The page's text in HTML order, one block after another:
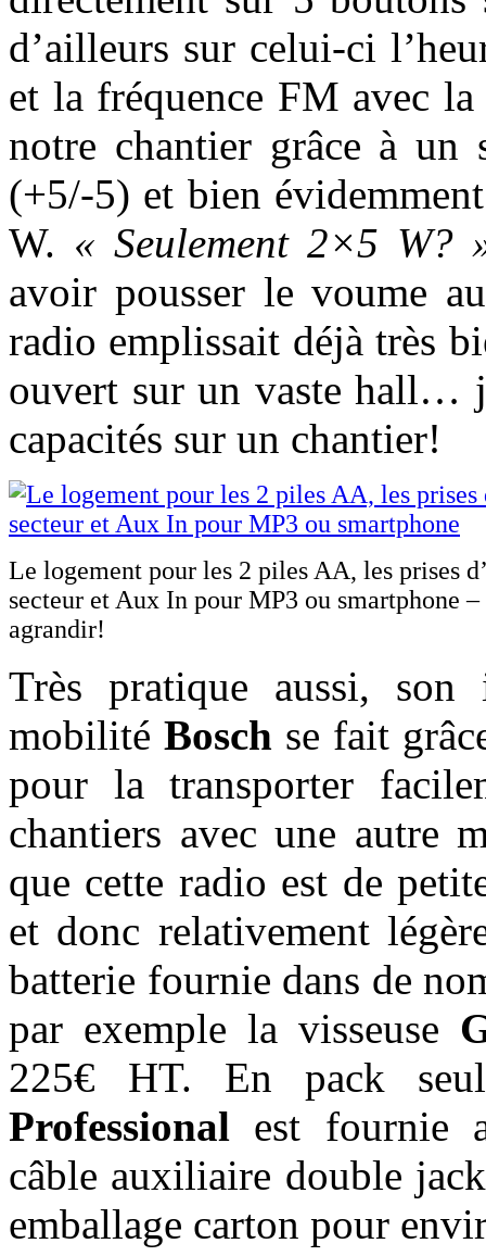
d’ailleurs sur celui-ci
et la fréquence FM avec
notre chantier grâce à un
(+5/-5) et bien
W. « Seulement 2×5 W?
avoir pousser le voume
radio emplissait déjà très
ouvert sur un vaste hall…
capacités sur un chantier!
Le logement pour les 2 piles AA, les prises
secteur et Aux In pour MP3 ou smartphone
agrandir!
Très pratique aussi, son
mobilité Bosch se fait
pour la transporter
chantiers avec une autre
que cette radio est de
et donc relativement
batterie fournie dans de
par exemple la visseuse
225€ HT. En pack
Professional est fournie
câble auxiliaire double
emballage carton pour